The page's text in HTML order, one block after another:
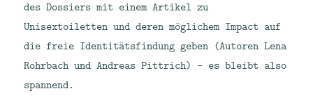
des Dossiers mit einem Artikel zu
Unisextoiletten und deren möglichem Impact auf
die freie Identitätsfindung geben (Autoren Lena
Rohrbach und Andreas Pittrich) – es bleibt also
spannend.